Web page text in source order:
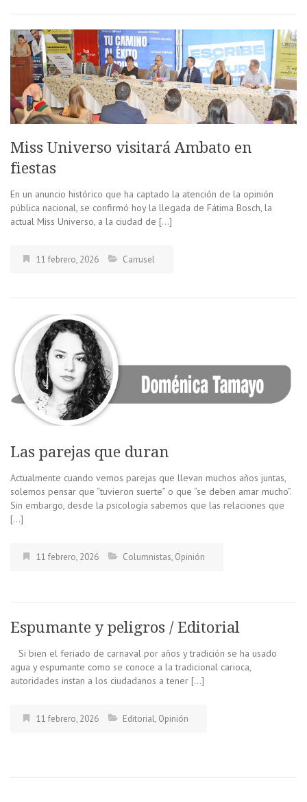
Miss Universo visitará Ambato en
fiestas
En un anuncio histórico que ha captado la atención de la opinión
pública nacional, se confirmó hoy la llegada de Fátima Bosch, la
actual Miss Universo, a la ciudad de […]
11 febrero, 2026 Carrusel
Las parejas que duran
Actualmente cuando vemos parejas que llevan muchos años juntas,
solemos pensar que “tuvieron suerte” o que “se deben amar mucho”.
Sin embargo, desde la psicología sabemos que las relaciones que
[…]
11 febrero, 2026 Columnistas, Opinión
Espumante y peligros / Editorial
Si bien el feriado de carnaval por años y tradición se ha usado
agua y espumante como se conoce a la tradicional carioca,
autoridades instan a los ciudadanos a tener […]
11 febrero, 2026 Editorial, Opinión